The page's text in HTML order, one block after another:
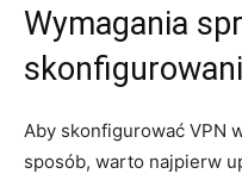
Wymagania
Aby skonfigurować VPN
sposób, warto ‍najpierw